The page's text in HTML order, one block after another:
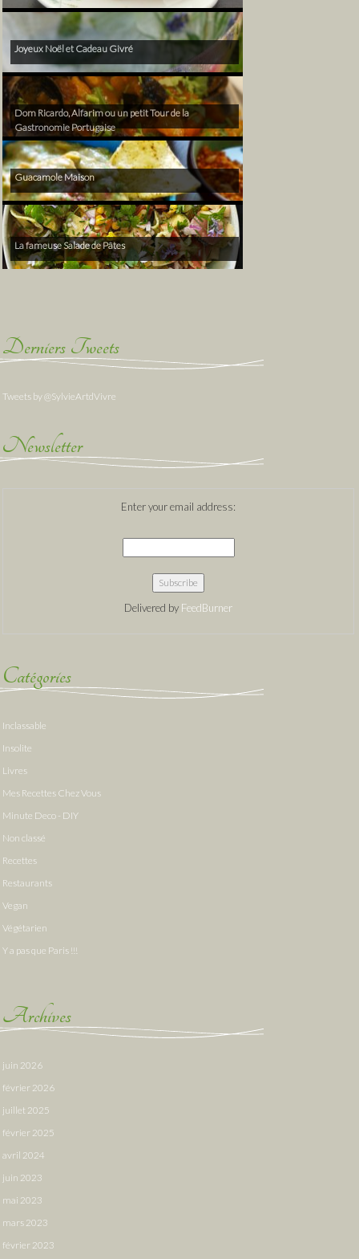
Joyeux Noël et Cadeau Givré
Dom Ricardo, Alfarim ou un petit Tour de la
Gastronomie Portugaise
Guacamole Maison
La fameuse Salade de Pâtes
Derniers Tweets
Tweets by @SylvieArtdVivre
Newsletter
Enter your email address:
Delivered by FeedBurner
Catégories
Inclassable
Insolite
Livres
Mes Recettes Chez Vous
Minute Deco - DIY
Non classé
Recettes
Restaurants
Vegan
Végétarien
Y a pas que Paris !!!
Archives
juin 2026
février 2026
juillet 2025
février 2025
avril 2024
juin 2023
mai 2023
mars 2023
février 2023